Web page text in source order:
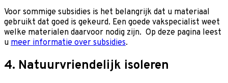
Voor sommige subsidies is het belangrijk dat u materiaal
gebruikt dat goed is gekeurd. Een goede vakspecialist weet
welke materialen daarvoor nodig zijn. Op deze pagina leest
u meer informatie over subsidies.
4. Natuurvriendelijk isoleren